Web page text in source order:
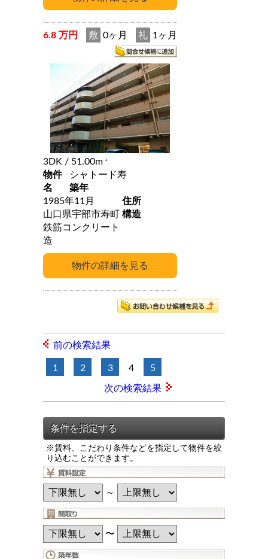
6.8 万円 敷 0ヶ月 礼 1ヶ月
3DK / 51.00m 2
物件
名
シャトード寿
築年
1985年11月
住所
山口県宇部市寿町
構造
鉄筋コンクリート
造
前の検索結果
1 2 3 4 5
次の検索結果
※賃料、こだわり条件などを指定して物件を絞
り込むことができます。
～
〜